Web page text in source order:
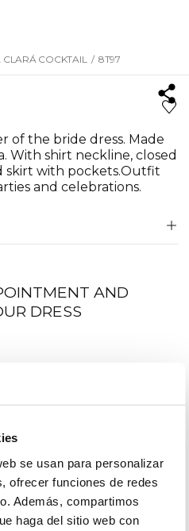
se usan para personalizar
ofrecer funciones de redes
Además, compartimos
haga del sitio web con
CLARÁ COCKTAIL / 8T97
of the bride dress. Made
With shirt neckline, closed
skirt with pockets.Outfit
and celebrations.
AND
DRESS